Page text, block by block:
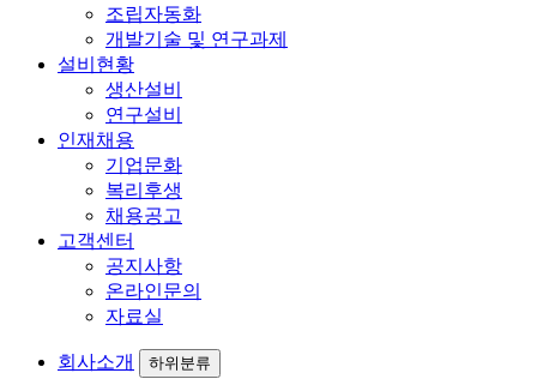
조립자동화
개발기술 및 연구과제
설비현황
생산설비
연구설비
인재채용
기업문화
복리후생
채용공고
고객센터
공지사항
온라인문의
자료실
회사소개 하위분류